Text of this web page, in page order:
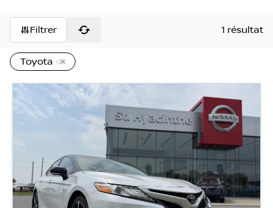
Filtrer 1 résultat
Toyota